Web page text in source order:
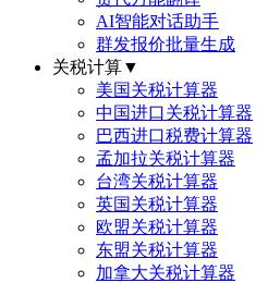
AI智能对话助手
群发报价批量生成
关税计算▼
美国关税计算器
中国进口关税计算器
巴西进口税费计算器
孟加拉关税计算器
台湾关税计算器
英国关税计算器
欧盟关税计算器
东盟关税计算器
加拿大关税计算器